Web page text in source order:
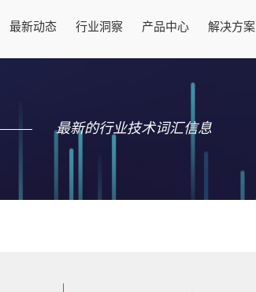
最新动态 行业洞察 产品中心 解决方案
最新的行业技术词汇信息